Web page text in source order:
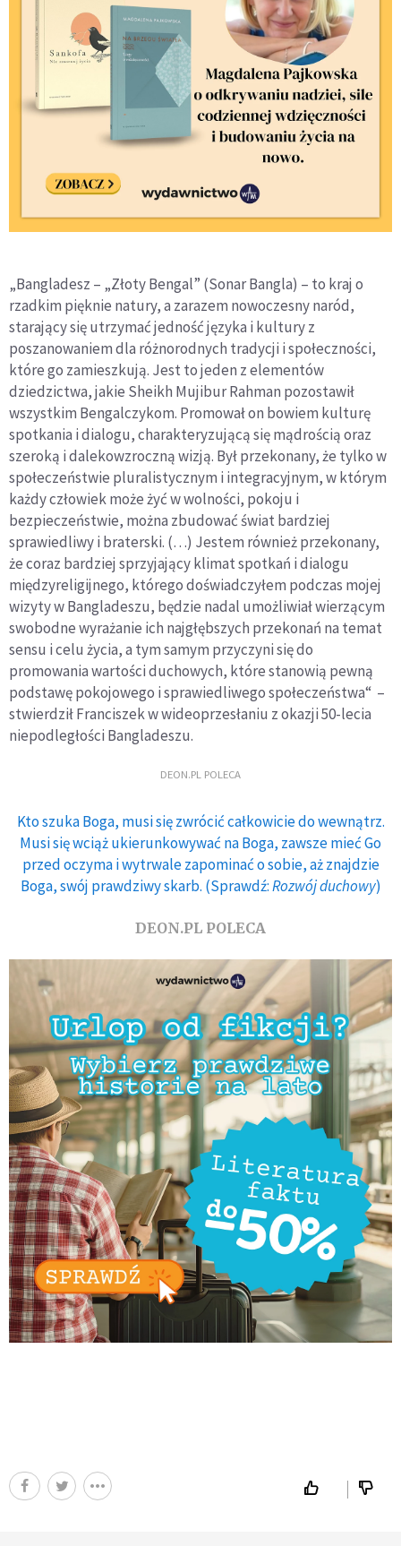
„Bangladesz – „Złoty Bengal” (Sonar Bangla) – to kraj o
rzadkim pięknie natury, a zarazem nowoczesny naród,
starający się utrzymać jedność języka i kultury z
poszanowaniem dla różnorodnych tradycji i społeczności,
które go zamieszkują. Jest to jeden z elementów
dziedzictwa, jakie Sheikh Mujibur Rahman pozostawił
wszystkim Bengalczykom. Promował on bowiem kulturę
spotkania i dialogu, charakteryzującą się mądrością oraz
szeroką i dalekowzroczną wizją. Był przekonany, że tylko w
społeczeństwie pluralistycznym i integracyjnym, w którym
każdy człowiek może żyć w wolności, pokoju i
bezpieczeństwie, można zbudować świat bardziej
sprawiedliwy i braterski. (…) Jestem również przekonany,
że coraz bardziej sprzyjający klimat spotkań i dialogu
międzyreligijnego, którego doświadczyłem podczas mojej
wizyty w Bangladeszu, będzie nadal umożliwiał wierzącym
swobodne wyrażanie ich najgłębszych przekonań na temat
sensu i celu życia, a tym samym przyczyni się do
promowania wartości duchowych, które stanowią pewną
podstawę pokojowego i sprawiedliwego społeczeństwa“ –
stwierdził Franciszek w wideoprzesłaniu z okazji 50-lecia
niepodległości Bangladeszu.
DEON.PL POLECA
Kto szuka Boga, musi się zwrócić całkowicie do wewnątrz.
Musi się wciąż ukierunkowywać na Boga, zawsze mieć Go
przed oczyma i wytrwale zapominać o sobie, aż znajdzie
Boga, swój prawdziwy skarb. (Sprawdź:Rozwój duchowy)
DEON.PL POLECA